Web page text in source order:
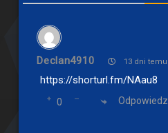
Declan4910 13 dni temu
https://shorturl.fm/NAau8
0 Odpowiedz